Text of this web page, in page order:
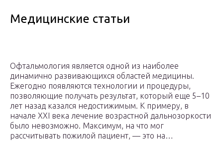
Медицинские статьи
Офтальмология является одной из наиболее
динамично развивающихся областей медицины.
Ежегодно появляются технологии и процедуры,
позволяющие получать результат, который еще 5–10
лет назад казался недостижимым. К примеру, в
начале XXI века лечение возрастной дальнозоркости
было невозможно. Максимум, на что мог
рассчитывать пожилой пациент, — это на…